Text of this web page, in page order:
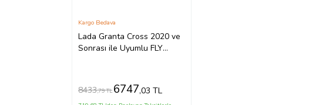
Lada Granta Cross 2020 ve
Sonrası ile Uyumlu FLY
Kargo Bedava
8433,79 TL 6747,03 TL